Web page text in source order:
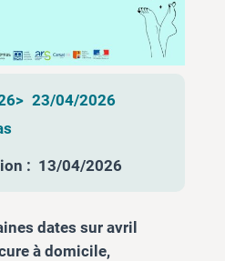
> 23/04/2026
: 13/04/2026
dates sur avril
à domicile,